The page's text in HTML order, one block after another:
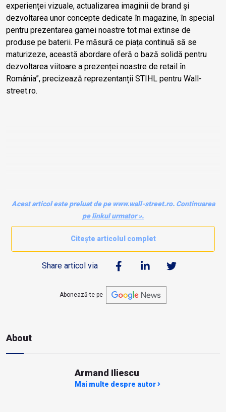
experienței vizuale, actualizarea imaginii de brand și
dezvoltarea unor concepte dedicate în magazine, în special
pentru prezentarea gamei noastre tot mai extinse de
produse pe baterii. Pe măsură ce piața continuă să se
maturizeze, această abordare oferă o bază solidă pentru
dezvoltarea viitoare a prezenței noastre de retail în
România”, precizează reprezentanții STIHL pentru Wall-
street.ro.
Acest articol este preluat de pe www.wall-street.ro. Continuarea
pe linkul urmator ».
Citește articolul complet
Share articol via
Abonează-te pe
About
Armand Iliescu
Mai multe despre autor